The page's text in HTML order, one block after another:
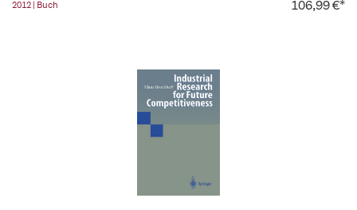
2012 | Buch 106,99 €*